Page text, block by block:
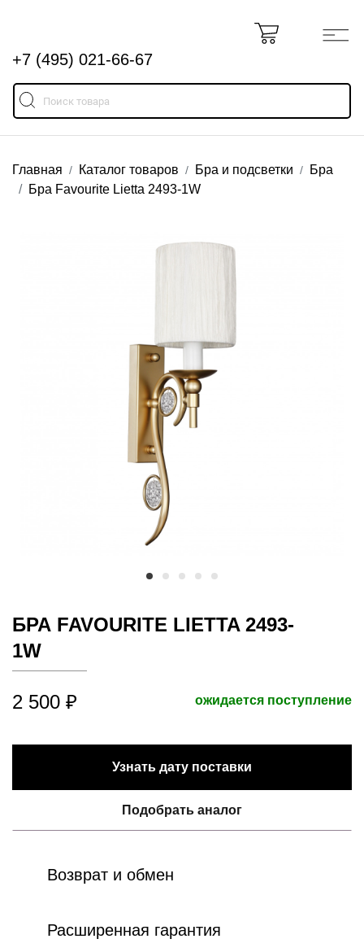
+7 (495) 021-66-67
Главная Каталог товаров Бра и подсветки
Бра
Бра Favourite Lietta 2493-1W
БРА FAVOURITE LIETTA 2493-
1W
2 500 ₽ ожидается поступление
Узнать дату поставки
Подобрать аналог
Возврат и обмен
Расширенная гарантия